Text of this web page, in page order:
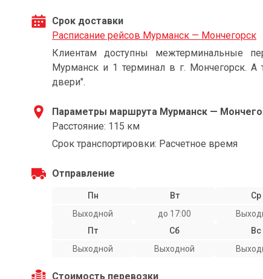
Срок доставки
Расписание рейсов Мурманск — Мончегорск
Клиентам доступны межтерминальные
Мурманск и 1 терминал в г. Мончегорск. А
двери".
Параметры маршрута Мурманск —
Расстояние: 115 км
Срок транспортировки: Расчетное время
Отправление
Пн
Выходной
Вт
до 17:00
Ср
Пт
Выходной
Сб
Выходной
Вс
Стоимость перевозки